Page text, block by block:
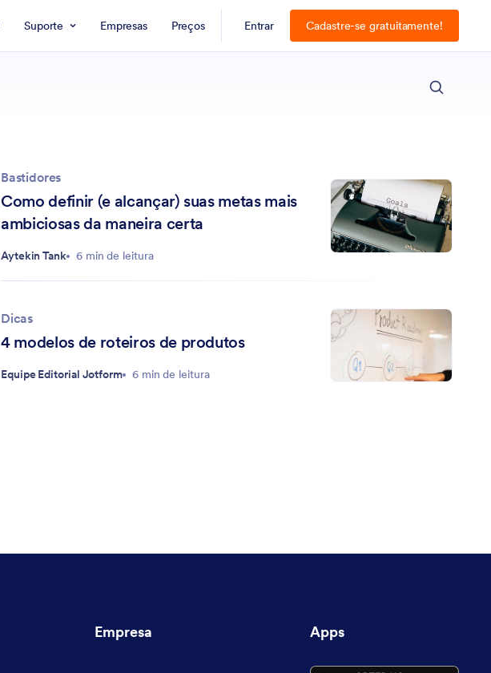
Suporte Empresas Preços Entrar Cadastre-se gratuitamente!
Bastidores
Como definir (e alcançar) suas metas mais
ambiciosas da maneira certa
Aytekin Tank 6 min de leitura
Dicas
4 modelos de roteiros de produtos
Equipe Editorial Jotform 6 min de leitura
ESC
Empresa Apps